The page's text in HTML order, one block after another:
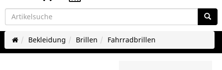
Bekleidung Brillen Fahrradbrillen